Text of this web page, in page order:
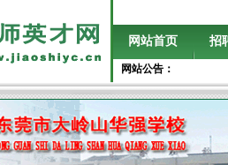
网站首页 招
网站公告：